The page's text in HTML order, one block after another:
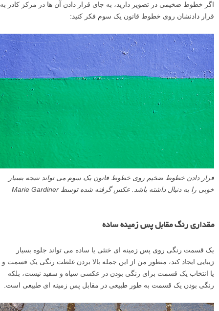
اگر خطوط ضخیمی در تصویر دارید، به جای قرار دادن آن ها در مرکز کادر به
قرار دادنشان روی خطوط قانون یک سوم فکر کنید:
قرار دادن خطوط ضخیم روی خطوط قانون یک سوم می تواند نتیجه بسیار
خوبی را به دنبال داشته باشد. عکس گرفته شده توسط Marie Gardiner
مقداری رنگ مقابل پس زمینه ساده
یک قسمت رنگی روی پس زمینه ای خنثی یا ساده می تواند جلوه بسیار
زیبایی ایجاد کند، منظور من از این جمله بالا بردن غلظت رنگی یک قسمت و
یا انتخاب یک قسمت برای رنگی بودن در عکسی سیاه و سفید نیست، بلکه
رنگی بودن یک قسمت به طور طبیعی در مقابل پس زمینه ای طبیعی است.